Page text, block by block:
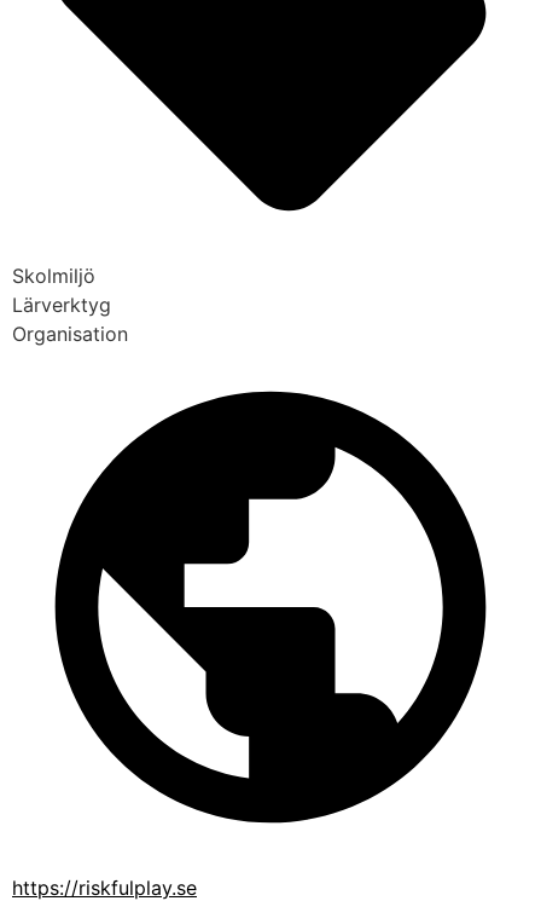
Skolmiljö
Lärverktyg
Organisation
https://riskfulplay.se